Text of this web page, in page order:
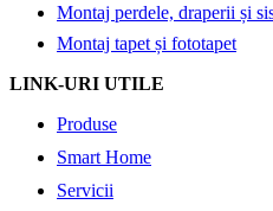
Montaj perdele, draperii și
Montaj tapet și fototapet
LINK-URI UTILE
Produse
Smart Home
Servicii